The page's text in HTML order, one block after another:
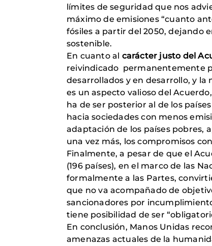
límites de seguridad que nos
máximo de emisiones “cuanto
fósiles a partir del 2050, dejando
sostenible.
En cuanto al carácter justo del
reivindicado permanentemente
desarrollados y en desarrollo, y
es un aspecto valioso del
ha de ser posterior al de los
hacia sociedades con menos
adaptación de los países pobres,
una vez más, los compromisos
Finalmente, a pesar de que el
(196 países), en el marco de las
formalmente a las Partes,
que no va acompañado de
sancionadores por
tiene posibilidad de ser
En conclusión, Manos Unidas
amenazas actuales de la